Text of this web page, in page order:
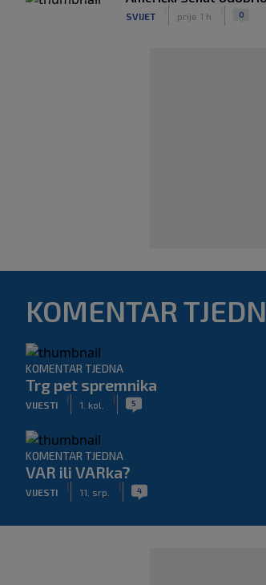
SVIJET prije 1 h 0
KOMENTAR
KOMENTAR TJEDNA
Trg pet spremnika
VIJESTI
|
1. kol.
| 5
KOMENTAR TJEDNA
VAR ili VARka?
VIJESTI
|
11. srp.
| 4